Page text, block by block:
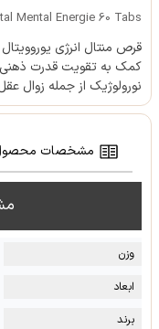
Mental Energie 60 Tabs
قرص منتال انرژی
کمک به تقویت قدرت ذهنی
نورولوژیک از جمله زوال
مشخصات
وزن
ابعاد
برند